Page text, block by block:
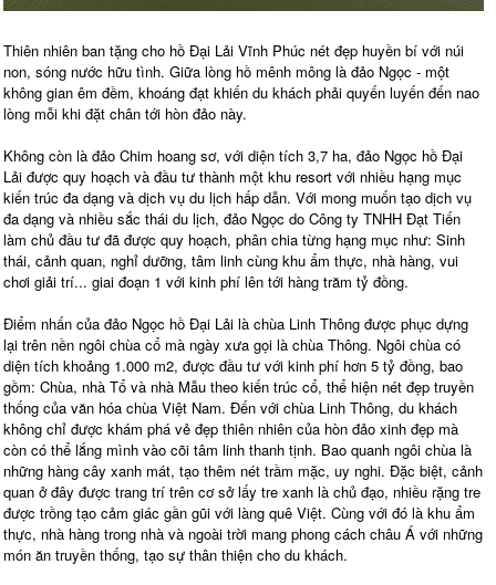
Thiên nhiên ban tặng cho hồ Đại Lải Vĩnh Phúc nét đẹp huyền bí với núi
non, sóng nước hữu tình. Giữa lòng hồ mênh mông là đảo Ngọc - một
không gian êm đềm, khoáng đạt khiến du khách phải quyến luyến đến nao
lòng mỗi khi đặt chân tới hòn đảo này.
Không còn là đảo Chim hoang sơ, với diện tích 3,7 ha, đảo Ngọc hồ Đại
Lải được quy hoạch và đầu tư thành một khu resort với nhiều hạng mục
kiến trúc đa dạng và dịch vụ du lịch hấp dẫn. Với mong muốn tạo dịch vụ
đa dạng và nhiều sắc thái du lịch, đảo Ngọc do Công ty TNHH Đạt Tiến
làm chủ đầu tư đã được quy hoạch, phân chia từng hạng mục như: Sinh
thái, cảnh quan, nghỉ dưỡng, tâm linh cùng khu ẩm thực, nhà hàng, vui
chơi giải trí... giai đoạn 1 với kinh phí lên tới hàng trăm tỷ đồng.
Điểm nhấn của đảo Ngọc hồ Đại Lải là chùa Linh Thông được phục dựng
lại trên nền ngôi chùa cổ mà ngày xưa gọi là chùa Thông. Ngôi chùa có
diện tích khoảng 1.000 m2, được đầu tư với kinh phí hơn 5 tỷ đồng, bao
gồm: Chùa, nhà Tổ và nhà Mẫu theo kiến trúc cổ, thể hiện nét đẹp truyền
thống của văn hóa chùa Việt Nam. Đến với chùa Linh Thông, du khách
không chỉ được khám phá vẻ đẹp thiên nhiên của hòn đảo xinh đẹp mà
còn có thể lắng mình vào cõi tâm linh thanh tịnh. Bao quanh ngôi chùa là
những hàng cây xanh mát, tạo thêm nét trầm mặc, uy nghi. Đặc biệt, cảnh
quan ở đây được trang trí trên cơ sở lấy tre xanh là chủ đạo, nhiều rặng tre
được trồng tạo cảm giác gần gũi với làng quê Việt. Cùng với đó là khu ẩm
thực, nhà hàng trong nhà và ngoài trời mang phong cách châu Á với những
món ăn truyền thống, tạo sự thân thiện cho du khách.